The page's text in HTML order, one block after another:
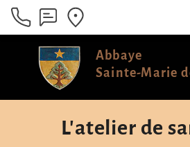
Abbaye
Sainte-Marie
L'atelier de